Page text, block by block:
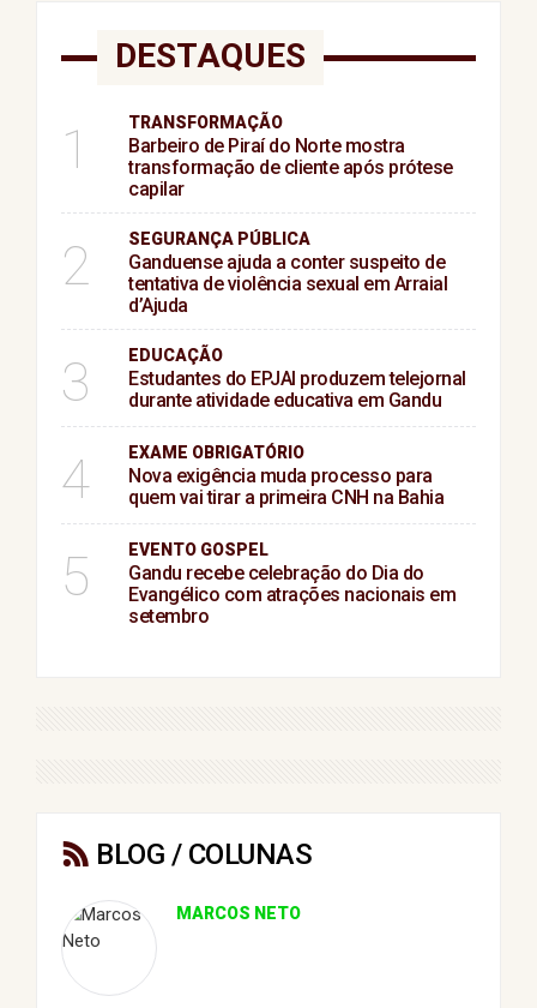
DESTAQUES
1 TRANSFORMAÇÃO
Barbeiro de Piraí do Norte mostra
transformação de cliente após prótese
capilar
2 SEGURANÇA PÚBLICA
Ganduense ajuda a conter suspeito de
tentativa de violência sexual em Arraial
d’Ajuda
3 EDUCAÇÃO
Estudantes do EPJAI produzem telejornal
durante atividade educativa em Gandu
4 EXAME OBRIGATÓRIO
Nova exigência muda processo para
quem vai tirar a primeira CNH na Bahia
5 EVENTO GOSPEL
Gandu recebe celebração do Dia do
Evangélico com atrações nacionais em
setembro
BLOG / COLUNAS
MARCOS NETO